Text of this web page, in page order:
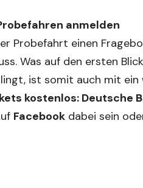
anmelden
Probefahrt einen
Was auf den ersten
ist somit auch mit ein
kostenlos: Deutsche
Facebook dabei sein